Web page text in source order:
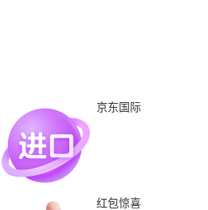
京东国际
红包惊喜